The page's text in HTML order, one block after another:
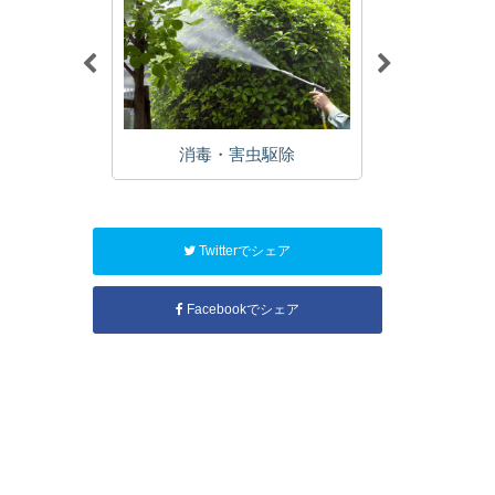
消毒・害虫駆除
Twitterでシェア
Facebookでシェア